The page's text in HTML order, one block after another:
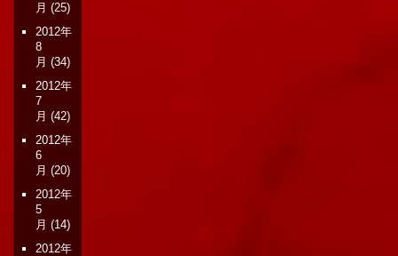
月 (25)
2012年
8
月 (34)
2012年
7
月 (42)
2012年
6
月 (20)
2012年
5
月 (14)
2012年